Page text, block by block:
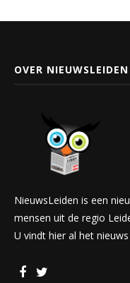
OVER NIEUWSLEIDEN
NieuwsLeiden is een
mensen uit de regio
U vindt hier al het